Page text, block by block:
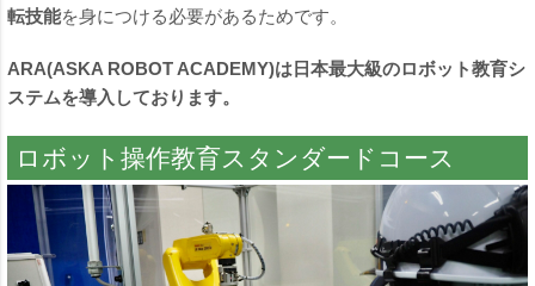
転技能を身につける必要があるためです。
ARA(ASKA ROBOT ACADEMY)は日本最大級のロボット教育シ
ステムを導入しております。
ロボット操作教育スタンダードコース